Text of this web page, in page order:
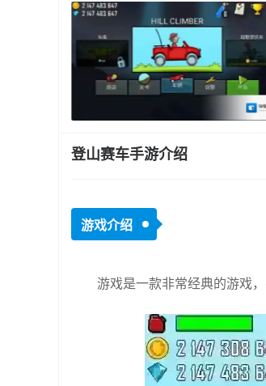
登山赛车手游介绍
游戏介绍
游戏是一款非常经典的游戏